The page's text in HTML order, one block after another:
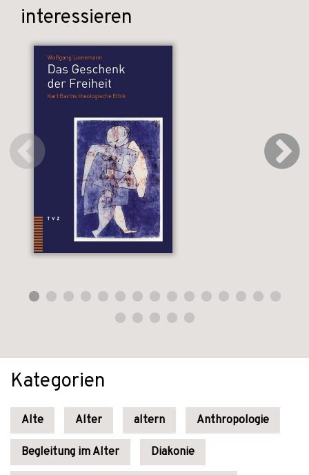
interessieren
Kategorien
Alte Alter altern Anthropologie
Begleitung im Alter Diakonie